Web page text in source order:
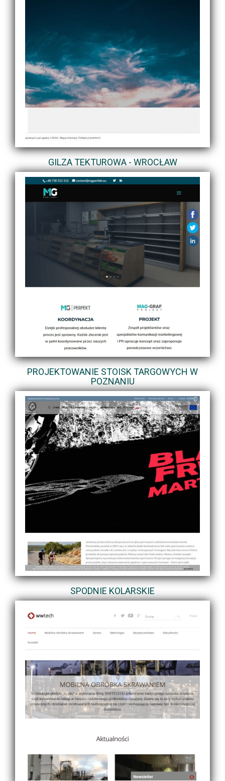
GILZA TEKTUROWA - WROCŁAW
PROJEKTOWANIE STOISK TARGOWYCH W
POZNANIU
SPODNIE KOLARSKIE